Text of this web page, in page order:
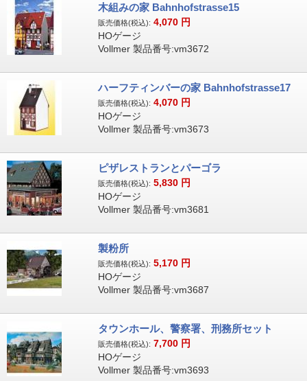
木組みの家 Bahnhofstrasse15
販売価格(税込): 4,070 円
HOゲージ
Vollmer 製品番号:vm3672
ハーフティンバーの家 Bahnhofstrasse17
販売価格(税込): 4,070 円
HOゲージ
Vollmer 製品番号:vm3673
ピザレストランとパーゴラ
販売価格(税込): 5,830 円
HOゲージ
Vollmer 製品番号:vm3681
製粉所
販売価格(税込): 5,170 円
HOゲージ
Vollmer 製品番号:vm3687
タウンホール、警察署、刑務所セット
販売価格(税込): 7,700 円
HOゲージ
Vollmer 製品番号:vm3693